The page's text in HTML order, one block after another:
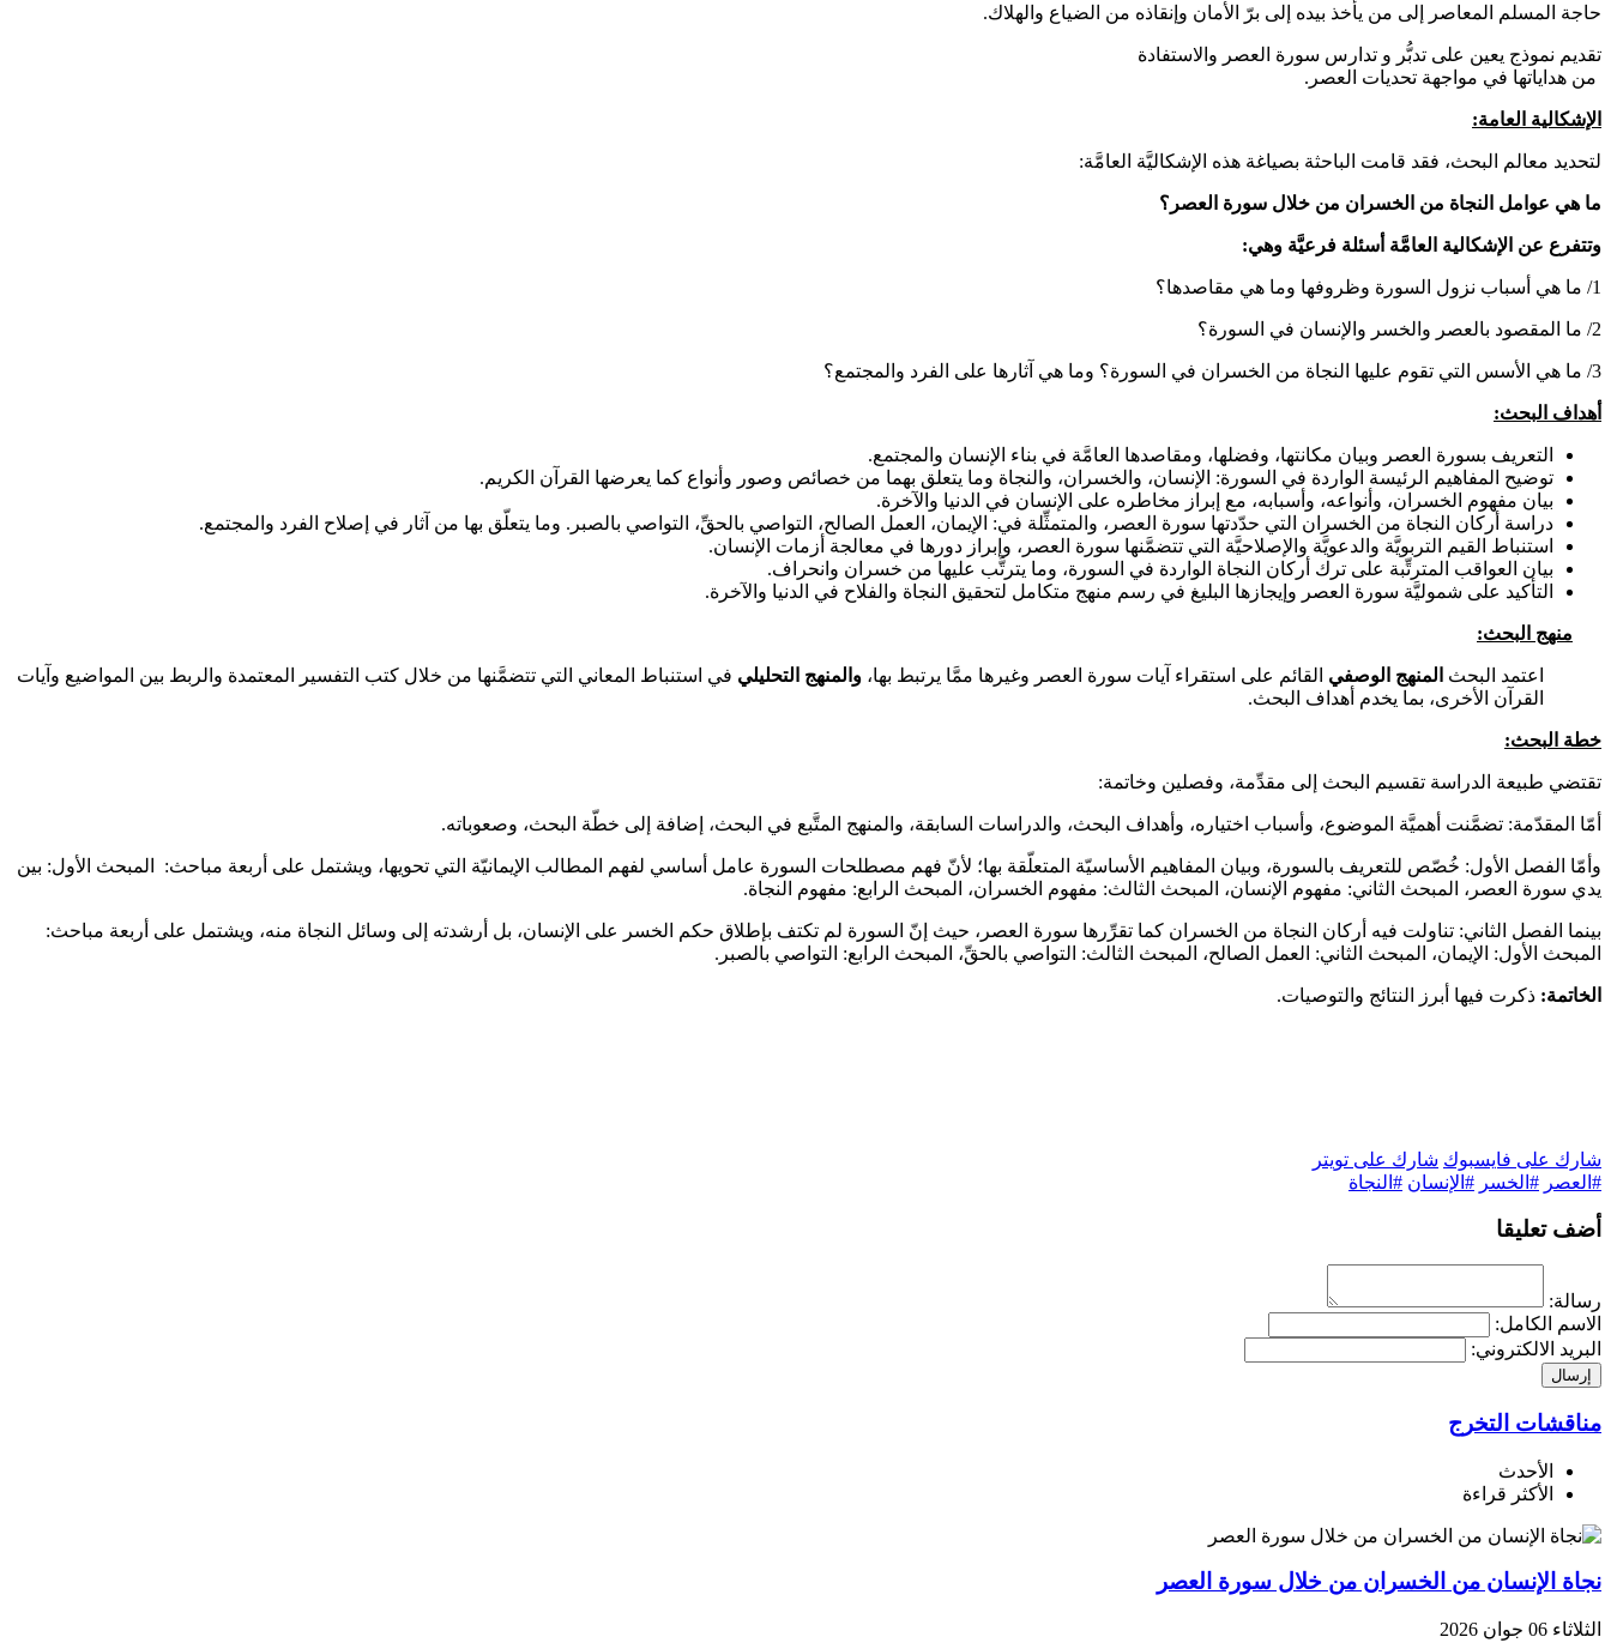
حاجة المسلم المعاصر إلى من يأخذ بيده إلى برّ الأمان وإنقاذه من الضياع والهلاك.
تقديم نموذج يعين على تدبُّر و تدارس سورة العصر والاستفادة
من هداياتها في مواجهة تحديات العصر.
الإشكالية العامة:
لتحديد معالم البحث، فقد قامت الباحثة بصياغة هذه الإشكاليَّة العامَّة:
ما هي عوامل النجاة من الخسران من خلال سورة العصر؟
وتتفرع عن الإشكالية العامَّة أسئلة فرعيَّة وهي:
1/ ما هي أسباب نزول السورة وظروفها وما هي مقاصدها؟
2/ ما المقصود بالعصر والخسر والإنسان في السورة؟
3/ ما هي الأسس التي تقوم عليها النجاة من الخسران في السورة؟ وما هي آثارها على الفرد والمجتمع؟
أهداف البحث:
التعريف بسورة العصر وبيان مكانتها، وفضلها، ومقاصدها العامَّة في بناء الإنسان والمجتمع.
توضيح المفاهيم الرئيسة الواردة في السورة: الإنسان، والخسران، والنجاة وما يتعلق بهما من خصائص وصور وأنواع كما يعرضها القرآن الكريم.
بيان مفهوم الخسران، وأنواعه، وأسبابه، مع إبراز مخاطره على الإنسان في الدنيا والآخرة.
دراسة أركان النجاة من الخسران التي حدّدتها سورة العصر، والمتمثِّلة في: الإيمان، العمل الصالح، التواصي بالحقِّ، التواصي بالصبر. وما يتعلّق بها من آثار في إصلاح الفرد والمجتمع.
استنباط القيم التربويَّة والدعويَّة والإصلاحيَّة التي تتضمَّنها سورة العصر، وإبراز دورها في معالجة أزمات الإنسان.
بيان العواقب المترتِّبة على ترك أركان النجاة الواردة في السورة، وما يترتَّب عليها من خسران وانحراف.
التأكيد على شموليَّة سورة العصر وإيجازها البليغ في رسم منهج متكامل لتحقيق النجاة والفلاح في الدنيا والآخرة.
منهج البحث:
اعتمد البحث المنهج الوصفي القائم على استقراء آيات سورة العصر وغيرها ممَّا يرتبط بها، والمنهج التحليلي في استنباط المعاني التي تتضمَّنها من خلال كتب التفسير المعتمدة والربط بين المواضيع وآيات
القرآن الأخرى، بما يخدم أهداف البحث.
خطة البحث:
تقتضي طبيعة الدراسة تقسيم البحث إلى مقدِّمة، وفصلين وخاتمة:
أمّا المقدّمة: تضمَّنت أهميَّة الموضوع، وأسباب اختياره، وأهداف البحث، والدراسات السابقة، والمنهج المتَّبع في البحث، إضافة إلى خطّة البحث، وصعوباته.
وأمّا الفصل الأول: خُصّص للتعريف بالسورة، وبيان المفاهيم الأساسيّة المتعلّقة بها؛ لأنّ فهم مصطلحات السورة عامل أساسي لفهم المطالب الإيمانيّة التي تحويها، ويشتمل على أربعة مباحث: المبحث الأول: بين
يدي سورة العصر، المبحث الثاني: مفهوم الإنسان، المبحث الثالث: مفهوم الخسران، المبحث الرابع: مفهوم النجاة.
بينما الفصل الثاني: تناولت فيه أركان النجاة من الخسران كما تقرِّرها سورة العصر، حيث إنّ السورة لم تكتف بإطلاق حكم الخسر على الإنسان، بل أرشدته إلى وسائل النجاة منه، ويشتمل على أربعة مباحث:
المبحث الأول: الإيمان، المبحث الثاني: العمل الصالح، المبحث الثالث: التواصي بالحقِّ، المبحث الرابع: التواصي بالصبر.
الخاتمة: ذكرت فيها أبرز النتائج والتوصيات.
شارك على فايسبوك شارك على تويتر
#العصر #الخسر #الإنسان #النجاة
أضف تعليقا
رسالة:
الاسم الكامل:
البريد الالكتروني:
إرسال
مناقشات التخرج
الأحدث
الأكثر قراءة
نجاة الإنسان من الخسران من خلال سورة العصر
الثلاثاء 06 جوان 2026